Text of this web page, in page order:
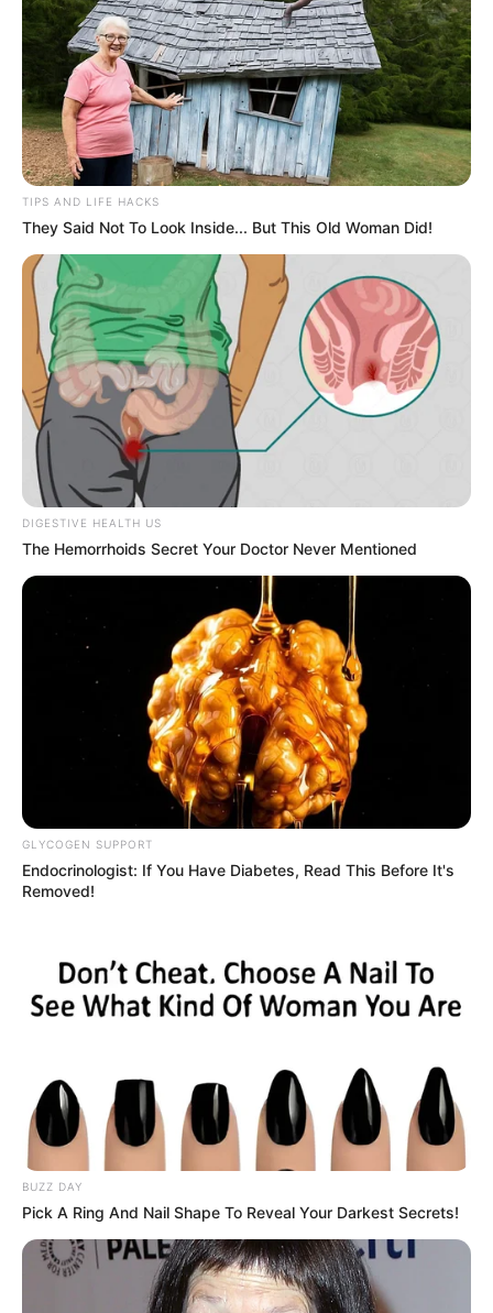
LIHAT ARTIKEL LAINNYA
Laras Kinanda Nyimas Ratu Rafa
Shenina Cinnamon Megan Domani
TULIS KOMENTAR
TIPS AND LIFE HACKS
They Said Not To Look Inside... But This Old Woman Did!
DIGESTIVE HEALTH US
The Hemorrhoids Secret Your Doctor Never Mentioned
GLYCOGEN SUPPORT
Endocrinologist: If You Have Diabetes, Read This Before It's
Removed!
BUZZ DAY
Pick A Ring And Nail Shape To Reveal Your Darkest Secrets!